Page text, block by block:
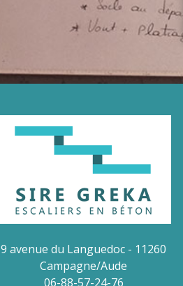
9 avenue du Languedoc - 11260
Campagne/Aude
06-88-57-24-76